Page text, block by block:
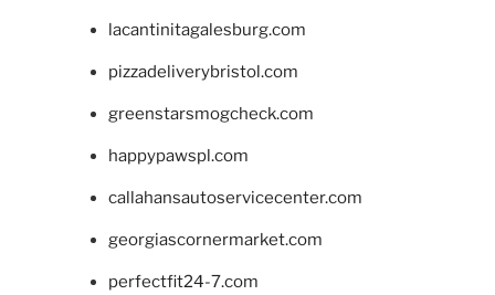
lacantinitagalesburg.com
pizzadeliverybristol.com
greenstarsmogcheck.com
happypawspl.com
callahansautoservicecenter.com
georgiascornermarket.com
perfectfit24-7.com